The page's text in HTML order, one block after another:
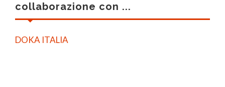
collaborazione con ...
DOKA ITALIA